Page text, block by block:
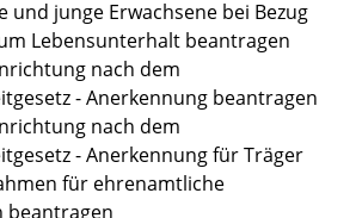
und junge Erwachsene bei Bezug
Lebensunterhalt beantragen
nach dem
- Anerkennung beantragen
nach dem
- Anerkennung für Träger
für ehrenamtliche
beantragen